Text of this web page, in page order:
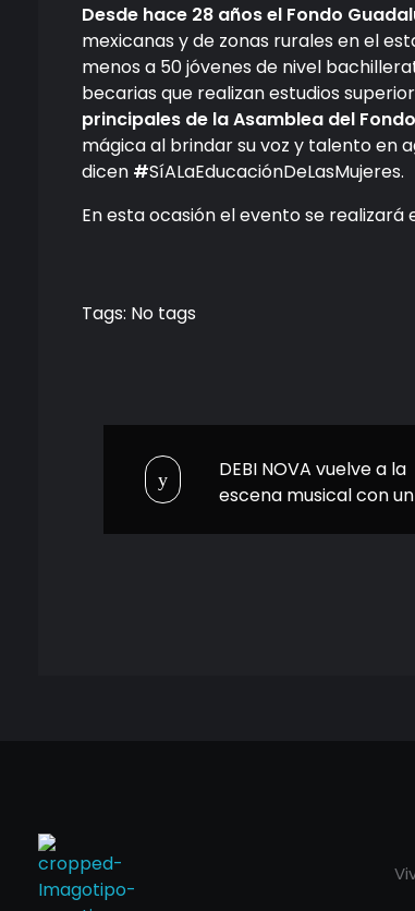
Desde hace 28 años el Fondo
mexicanas y de zonas rurales en el
menos a 50 jóvenes de nivel
becarias que realizan estudios
principales de la Asamblea del
mágica al brindar su voz y talento en
dicen #SíALaEducaciónDeLasMujeres.
En esta ocasión el evento se realizará
Tags: No tags
DEBI NOVA vuelve a la
escena musical con un